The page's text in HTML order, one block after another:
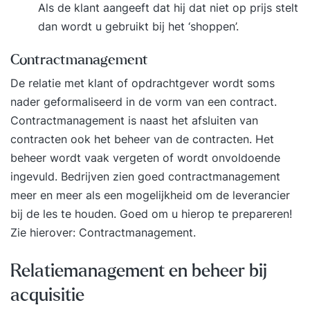
Als de klant aangeeft dat hij dat niet op prijs stelt
dan wordt u gebruikt bij het ‘shoppen’.
Contractmanagement
De relatie met klant of opdrachtgever wordt soms
nader geformaliseerd in de vorm van een contract.
Contractmanagement is naast het afsluiten van
contracten ook het beheer van de contracten. Het
beheer wordt vaak vergeten of wordt onvoldoende
ingevuld. Bedrijven zien goed contractmanagement
meer en meer als een mogelijkheid om de leverancier
bij de les te houden. Goed om u hierop te prepareren!
Zie hierover: Contractmanagement.
Relatiemanagement en beheer bij
acquisitie